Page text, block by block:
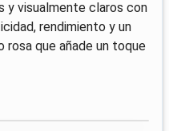
y visualmente claros con
rendimiento y un
que añade un toque